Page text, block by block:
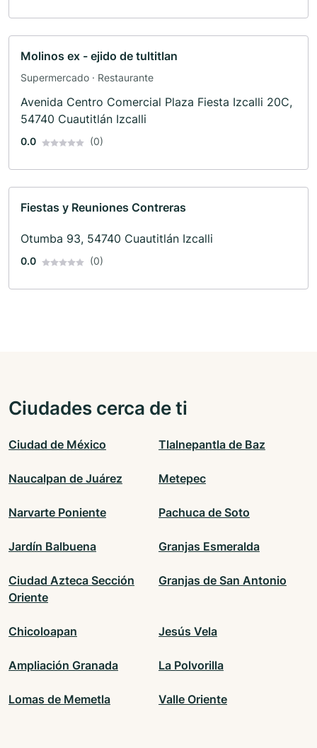
Molinos ex - ejido de tultitlan
Supermercado · Restaurante
Avenida Centro Comercial Plaza Fiesta Izcalli 20C,
54740 Cuautitlán Izcalli
0.0 (0)
Fiestas y Reuniones Contreras
Otumba 93, 54740 Cuautitlán Izcalli
0.0 (0)
Ciudades cerca de ti
Ciudad de México Tlalnepantla de Baz
Naucalpan de Juárez Metepec
Narvarte Poniente Pachuca de Soto
Jardín Balbuena Granjas Esmeralda
Ciudad Azteca Sección
Oriente
Granjas de San Antonio
Chicoloapan Jesús Vela
Ampliación Granada La Polvorilla
Lomas de Memetla Valle Oriente